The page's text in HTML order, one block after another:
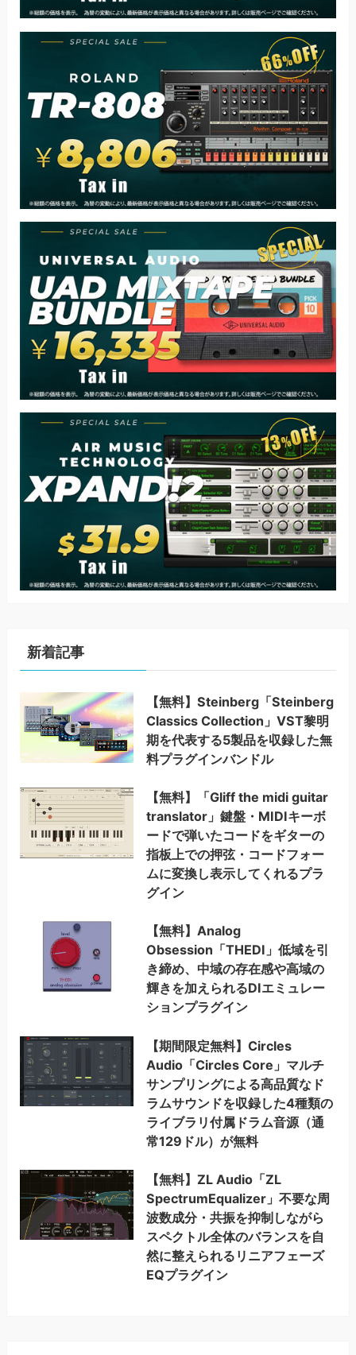
新着記事
【無料】Steinberg「Steinberg
Classics Collection」VST黎明
期を代表する5製品を収録した無
料プラグインバンドル
【無料】「Gliff the midi guitar
translator」鍵盤・MIDIキーボ
ードで弾いたコードをギターの
指板上での押弦・コードフォー
ムに変換し表示してくれるプラ
グイン
【無料】Analog
Obsession「THEDI」低域を引
き締め、中域の存在感や高域の
輝きを加えられるDIエミュレー
ションプラグイン
【期間限定無料】Circles
Audio「Circles Core」マルチ
サンプリングによる高品質なド
ラムサウンドを収録した4種類の
ライブラリ付属ドラム音源（通
常129ドル）が無料
【無料】ZL Audio「ZL
SpectrumEqualizer」不要な周
波数成分・共振を抑制しながら
スペクトル全体のバランスを自
然に整えられるリニアフェーズ
EQプラグイン